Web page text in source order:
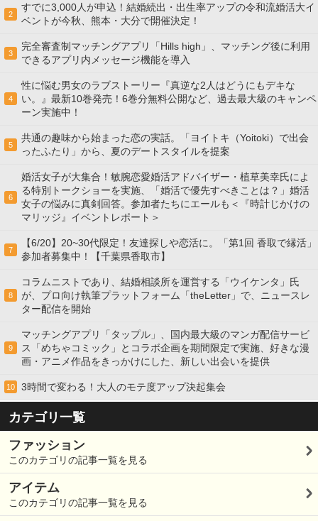
2
すでに3,000人が申込！結婚続出・出生率アップの令和流婚活大イ
ベントが今秋、熊本・大分で開催決定！
3
完全審査制マッチングアプリ「Hills high」、マッチング後に利用
できるアプリ内メッセージ機能を導入
4
性に悩む男女のラブストーリー『真逆な2人はどうにもデキな
い。』最新10巻発売！6巻分無料公開など、過去最大級のキャンペ
ーン実施中！
5
共通の趣味から始まった恋の実話。「ヨイトキ（Yoitoki）で出会
ったふたり」から、夏のデートスタイルを提案
6
婚活女子が大集合！敏腕恋愛婚活アドバイザー・植草美幸氏によ
る特別トークショーを実施、「婚活で優先すべきことは？」婚活
女子の悩みに真剣回答。参加者たちにエールも＜『時計じかけの
マリッジ』イベントレポート＞
7
【6/20】20~30代限定！友達探しや恋活に。「第1回 香取で縁活」
参加者募集中！【千葉県香取市】
8
コラムニストであり、結婚相談所を運営する「ウイケンタ」氏
が、プロ向け執筆プラットフォーム「theLetter」で、ニュースレ
ター配信を開始
9
マッチングアプリ「タップル」、国内最大級のマンガ配信サービ
ス「めちゃコミック」とコラボ企画を期間限定で実施、好きな漫
画・アニメ作品をきっかけにした、新しい出会いを提供
10 3時間で変わる！大人のモテ度アップ決起集会
カテゴリ一覧
ファッション
このカテゴリの記事一覧を見る
アイテム
このカテゴリの記事一覧を見る